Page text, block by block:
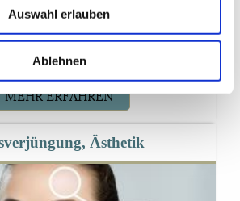
Auswahl erlauben
Ablehnen
MEHR ERFAHREN
Ästhetik